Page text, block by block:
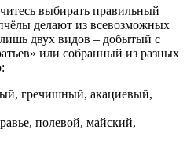
выбирать правильный
делают из всевозможных
двух видов – добытый с
или собранный из разных
гречишный, акациевый,
полевой, майский,